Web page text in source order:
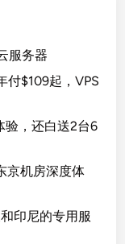
服务器
付$109起，VPS
验，还白送2台6
京机房深度体
印尼的专用服